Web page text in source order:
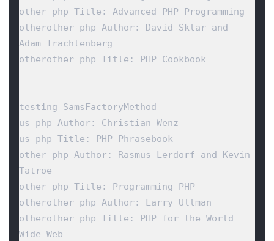
other php Title: Advanced PHP Programming
otherother php Author: David Sklar and
Adam Trachtenberg
otherother php Title: PHP Cookbook
testing SamsFactoryMethod
us php Author: Christian Wenz
us php Title: PHP Phrasebook
other php Author: Rasmus Lerdorf and Kevin
Tatroe
other php Title: Programming PHP
otherother php Author: Larry Ullman
otherother php Title: PHP for the World
Wide Web